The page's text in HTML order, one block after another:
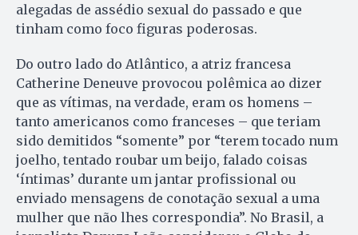
alegadas de assédio sexual do passado e que
tinham como foco figuras poderosas.
Do outro lado do Atlântico, a atriz francesa
Catherine Deneuve provocou polêmica ao dizer
que as vítimas, na verdade, eram os homens –
tanto americanos como franceses – que teriam
sido demitidos “somente” por “terem tocado num
joelho, tentado roubar um beijo, falado coisas
‘íntimas’ durante um jantar profissional ou
enviado mensagens de conotação sexual a uma
mulher que não lhes correspondia”. No Brasil, a